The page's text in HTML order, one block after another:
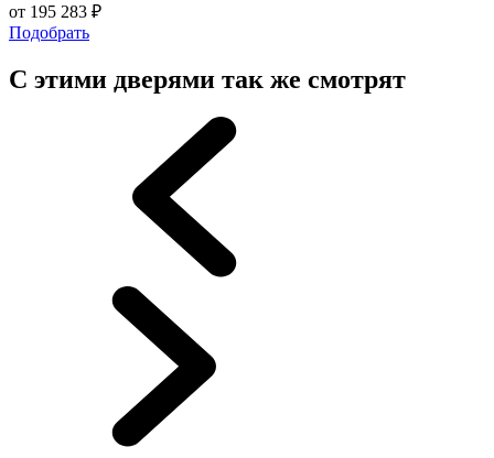
от 195 283 ₽
Подобрать
С этими дверями так же смотрят